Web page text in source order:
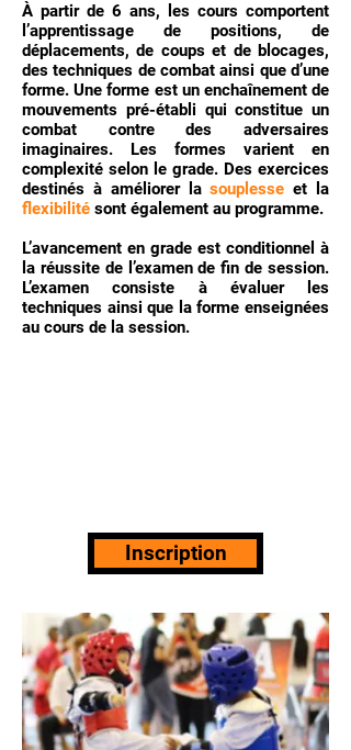
À partir de 6 ans, les cours comportent
l’apprentissage de positions, de
déplacements, de coups et de blocages,
des techniques de combat ainsi que d’une
forme. Une forme est un enchaînement de
mouvements pré-établi qui constitue un
combat contre des adversaires
imaginaires. Les formes varient en
complexité selon le grade. Des exercices
destinés à améliorer lasouplesse et la
flexibilité sont également au programme.
L’avancement en grade est conditionnel à
la réussite de l’examen de fin de session.
L’examen consiste à évaluer les
techniques ainsi que la forme enseignées
au cours de la session.
Inscription